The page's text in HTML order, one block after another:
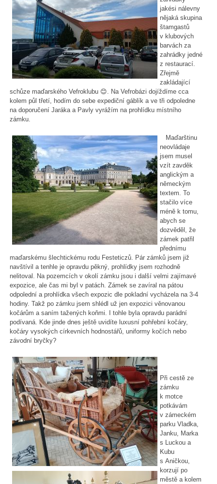
jakési nálevny
nějaká skupina
štamgastů
v klubových
barvách za
zahrádky jedné
z restaurací.
Zřejmě
zakládající
schůze maďarského Vefroklubu 😊. Na Vefrobázi dojíždíme cca
kolem půl třetí, hodím do sebe expediční gáblík a ve tři odpoledne
na doporučení Jaráka a Pavly vyrážím na prohlídku místního
zámku.
Maďarštinu
neovládaje
jsem musel
vzít zavděk
anglickým a
německým
textem. To
stačilo více
méně k tomu,
abych se
dozvěděl, že
zámek patřil
přednímu
maďarskému šlechtickému rodu Festeticzů. Pár zámků jsem již
navštívil a tenhle je opravdu pěkný, prohlídky jsem rozhodně
nelitoval. Na pozemcích v okolí zámku jsou i další velmi zajímavé
expozice, ale čas mi byl v patách. Zámek se zavíral na pátou
odpolední a prohlídka všech expozic dle pokladní vycházela na 3-4
hodiny. Takž po zámku jsem shlédl už jen expozici věnovanou
kočárům a saním tažených koňmi. I tohle byla opravdu parádní
podívaná. Kde jinde dnes ještě uvidíte luxusní pohřební kočáry,
kočáry vysokých církevních hodnostářů, uniformy kočích nebo
závodní bryčky?
Při cestě ze
zámku
k motce
potkávám
v zámeckém
parku Vladka,
Janku, Marka
s Luckou a
Kubu
s Aničkou,
korzují po
městě a kolem